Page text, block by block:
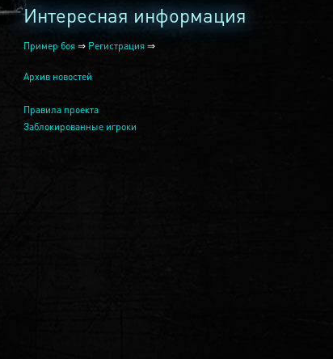
Интересная информация
Пример боя ⇒ Регистрация ⇒
Архив новостей
Правила проекта
Заблокированные игроки